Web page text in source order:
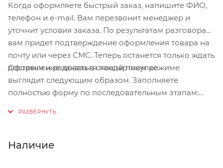
передней панелью , также подходит для
карбоновых рулей
Когда оформляете быстрый заказ, напишите ФИО,
телефон и e-mail. Вам перезвонит менеджер и
уточнит условия заказа. По результатам разговора
вам придет подтверждение оформления товара на
почту или через СМС. Теперь останется только ждать
доставки и радоваться новой покупке.
Оформление заказа в стандартном режиме
выглядит следующим образом. Заполняете
полностью форму по последовательным этапам:
Нажмите кнопку «Оформить заказ».
Наличие